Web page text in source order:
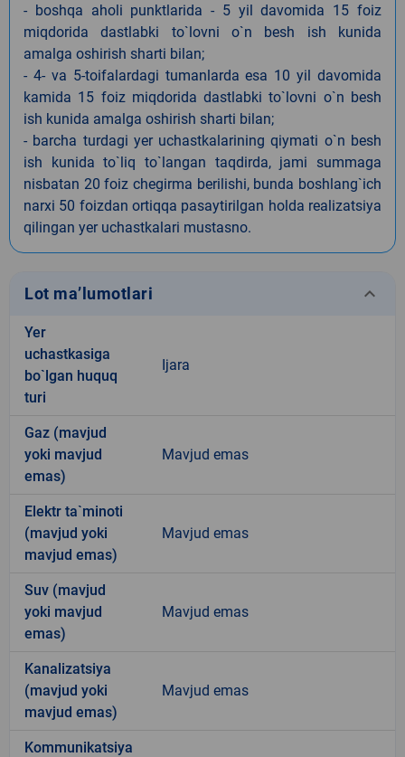
- boshqa aholi punktlarida - 5 yil davomida 15 foiz
miqdorida dastlabki to`lovni o`n besh ish kunida
amalga oshirish sharti bilan;
- 4- va 5-toifalardagi tumanlarda esa 10 yil davomida
kamida 15 foiz miqdorida dastlabki to`lovni o`n besh
ish kunida amalga oshirish sharti bilan;
- barcha turdagi yer uchastkalarining qiymati o`n besh
ish kunida to`liq to`langan taqdirda, jami summaga
nisbatan 20 foiz chegirma berilishi, bunda boshlang`ich
narxi 50 foizdan ortiqqa pasaytirilgan holda realizatsiya
qilingan yer uchastkalari mustasno.
Lot ma’lumotlari keyboard_arrow_down
Yer
uchastkasiga
bo`lgan huquq
turi
Ijara
Gaz (mavjud
yoki mavjud
emas)
Mavjud emas
Elektr ta`minoti
(mavjud yoki
mavjud emas)
Mavjud emas
Suv (mavjud
yoki mavjud
emas)
Mavjud emas
Kanalizatsiya
(mavjud yoki
mavjud emas)
Mavjud emas
Kommunikatsiya